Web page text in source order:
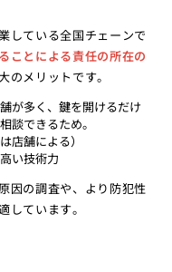
している全国チェーンで
ことによる責任の所在の
のメリットです。
が多く、鍵を開けるだけ
談できるため。
店舗による）
い技術力
因の調査や、より防犯性
しています。